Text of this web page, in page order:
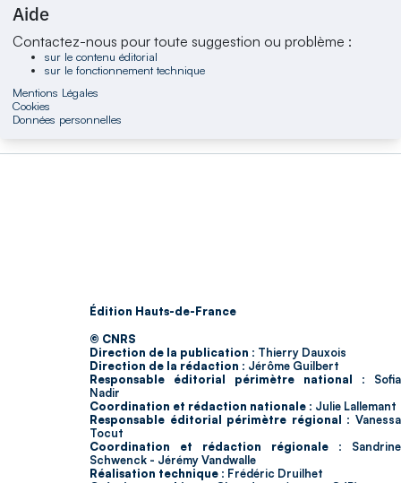
Aide
Contactez-nous pour toute suggestion ou problème :
sur le contenu éditorial
sur le fonctionnement technique
Mentions Légales
Cookies
Données personnelles
Édition Hauts-de-France
© CNRS
Direction de la publication : Thierry Dauxois
Direction de la rédaction : Jérôme Guilbert
Responsable éditorial périmètre national : Sofia
Nadir
Coordination et rédaction nationale : Julie Lallemant
Responsable éditorial périmètre régional : Vanessa
Tocut
Coordination et rédaction régionale : Sandrine
Schwenck - Jérémy Vandwalle
Réalisation technique : Frédéric Druilhet